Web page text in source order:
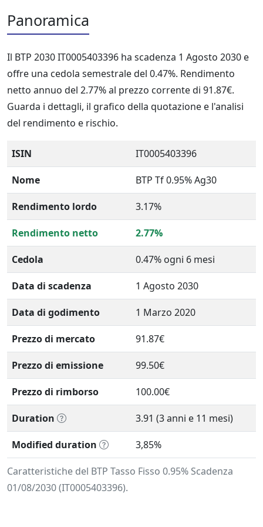
Panoramica
Il BTP 2030 IT0005403396 ha scadenza 1 Agosto 2030 e
offre una cedola semestrale del 0.47%. Rendimento
netto annuo del 2.77% al prezzo corrente di 91.87€.
Guarda i dettagli, il grafico della quotazione e l'analisi
del rendimento e rischio.
Caratteristiche del BTP Tasso Fisso 0.95% Scadenza
01/08/2030 (IT0005403396).
ISIN IT0005403396
Nome BTP Tf 0.95% Ag30
Rendimento lordo 3.17%
Rendimento netto 2.77%
Cedola 0.47% ogni 6 mesi
Data di scadenza 1 Agosto 2030
Data di godimento 1 Marzo 2020
Prezzo di mercato 91.87€
Prezzo di emissione 99.50€
Prezzo di rimborso 100.00€
Duration 3.91 (3 anni e 11 mesi)
Modified duration 3,85%